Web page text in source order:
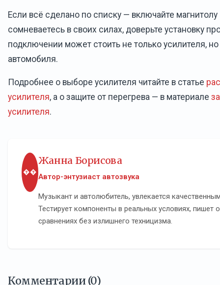
Если всё сделано по списку — включайте
сомневаетесь в своих силах, доверьте установку
подключении может стоить не только усилителя,
автомобиля.
Подробнее о выборе усилителя читайте в статье
усилителя, а о защите от перегрева — в материале
усилителя.
��
Жанна Борисова
Автор-энтузиаст автозвука
Музыкант и автолюбитель, увлекается
Тестирует компоненты в реальных условиях, пишет
сравнениях без излишнего техницизма.
Комментарии (0)